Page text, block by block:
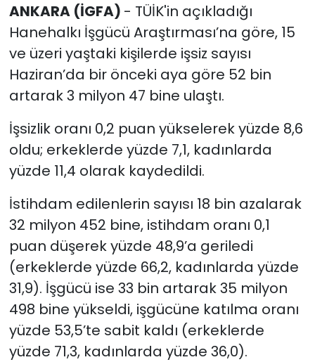
ANKARA (İGFA) - TÜİK'in açıkladığı
Hanehalkı İşgücü Araştırması’na göre, 15
ve üzeri yaştaki kişilerde işsiz sayısı
Haziran’da bir önceki aya göre 52 bin
artarak 3 milyon 47 bine ulaştı.
İşsizlik oranı 0,2 puan yükselerek yüzde 8,6
oldu; erkeklerde yüzde 7,1, kadınlarda
yüzde 11,4 olarak kaydedildi.
İstihdam edilenlerin sayısı 18 bin azalarak
32 milyon 452 bine, istihdam oranı 0,1
puan düşerek yüzde 48,9’a geriledi
(erkeklerde yüzde 66,2, kadınlarda yüzde
31,9). İşgücü ise 33 bin artarak 35 milyon
498 bine yükseldi, işgücüne katılma oranı
yüzde 53,5’te sabit kaldı (erkeklerde
yüzde 71,3, kadınlarda yüzde 36,0).